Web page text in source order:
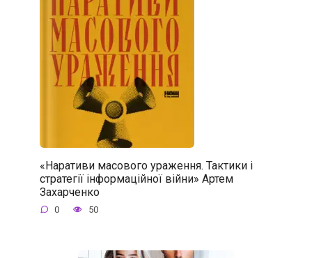
«Наративи масового ураження. Тактики і
стратегії інформаційної війни» Артем
Захарченко
0 50